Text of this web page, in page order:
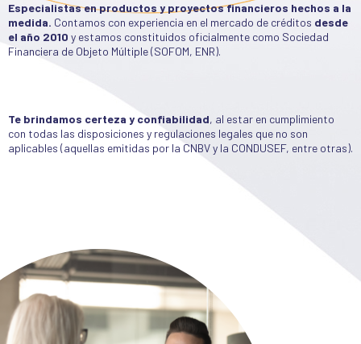
Especialistas en productos y proyectos financieros hechos a la
medida. Contamos con experiencia en el mercado de créditos desde
el año 2010 y estamos constituidos oficialmente como Sociedad
Financiera de Objeto Múltiple (SOFOM, ENR).
Te brindamos certeza y confiabilidad, al estar en cumplimiento
con todas las disposiciones y regulaciones legales que no son
aplicables (aquellas emitidas por la CNBV y la CONDUSEF, entre otras).